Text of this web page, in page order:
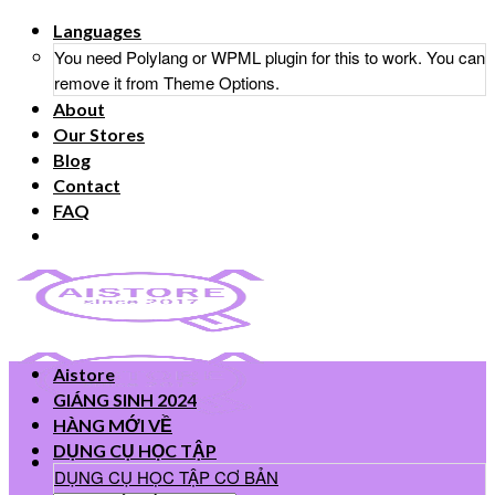
Skip
content
Languages
You need Polylang or WPML plugin for this to work. You can
remove it from Theme Options.
About
Our Stores
Blog
Contact
FAQ
Aistore
GIÁNG SINH 2024
HÀNG MỚI VỀ
DỤNG CỤ HỌC TẬP
DỤNG CỤ HỌC TẬP CƠ BẢN